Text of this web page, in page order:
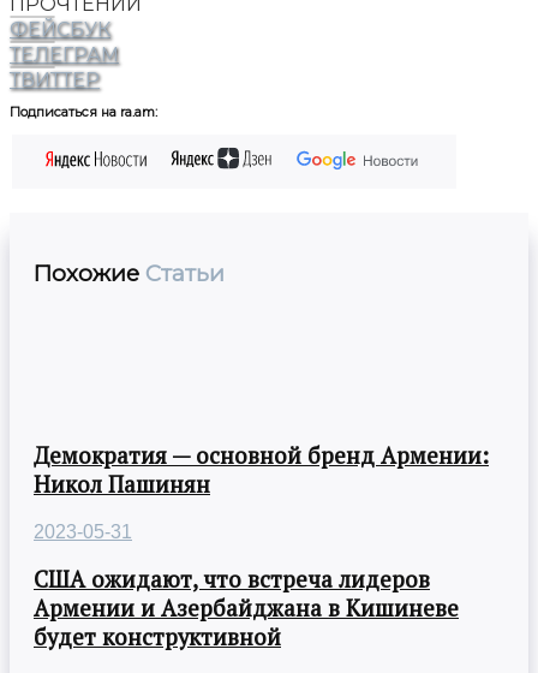
ФЕЙСБУК
ТЕЛЕГРАМ
ТВИТТЕР
Подписаться на ra.am:
Похожие Статьи
Демократия — основной бренд Армении:
Никол Пашинян
2023-05-31
США ожидают, что встреча лидеров
Армении и Азербайджана в Кишиневе
будет конструктивной